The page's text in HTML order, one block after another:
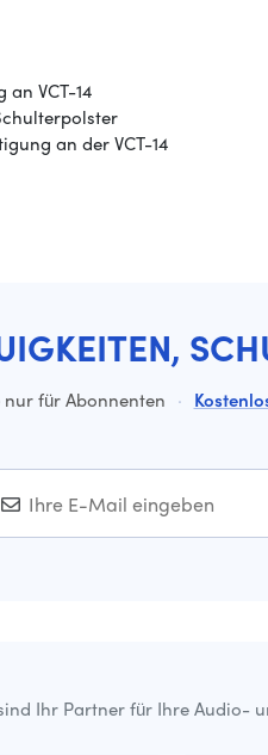
VCT-14
an der VCT-14
für Abonnenten ·
Ihr Partner für Ihre Audio-